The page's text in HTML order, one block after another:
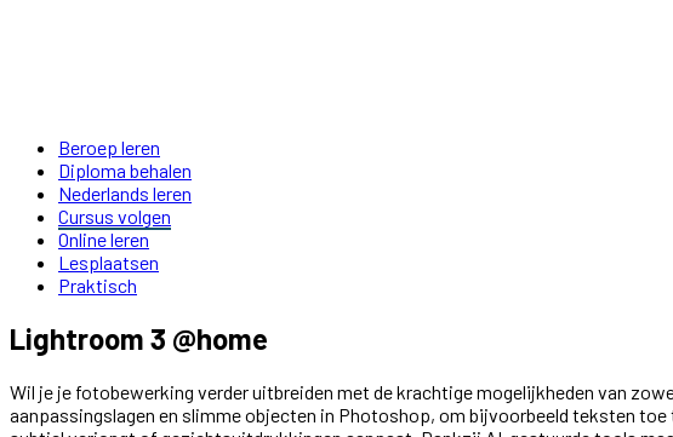
Beroep leren
Diploma behalen
Nederlands leren
Cursus volgen
Online leren
Lesplaatsen
Praktisch
Lightroom 3 @home
Wil je je fotobewerking verder uitbreiden met de krachtige mogelijkheden van
aanpassingslagen en slimme objecten in Photoshop, om bijvoorbeeld teksten